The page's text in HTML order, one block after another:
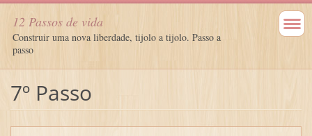
12 Passos de vida
Construir uma nova liberdade, tijolo a tijolo. Passo a
passo
7º Passo